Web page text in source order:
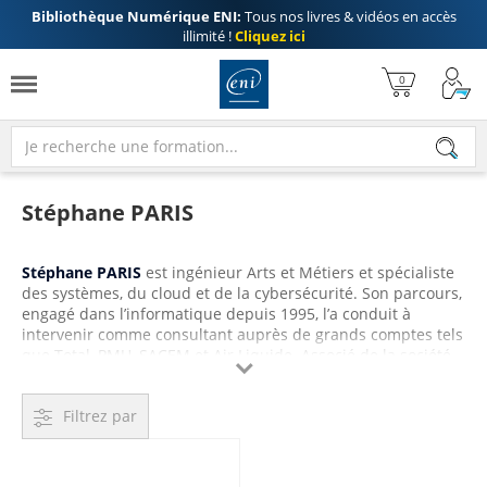
Bibliothèque Numérique ENI: Tous nos livres & vidéos en accès
illimité !Cliquez ici
Stéphane PARIS
Stéphane PARIS est ingénieur Arts et Métiers et spécialiste
des systèmes, du cloud et de la cybersécurité. Son parcours,
engagé dans l’informatique depuis 1995, l’a conduit à
intervenir comme consultant auprès de grands comptes tels
que Total, PMU, SACEM et Air Liquide. Associé de la société
IRYSIUS depuis 1999, il y assure des missions autour des
services Web et Cloud, de l’administration Linux, de la
maintenance informatique et des audits de sécurité. Il est
également à l’origine de PIXALIA, agence Web spécialisée

Filtrez par